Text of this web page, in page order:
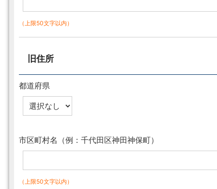
（上限50文字以内）
旧住所
都道府県
市区町村名（例：千代田区神田神保町）
（上限50文字以内）